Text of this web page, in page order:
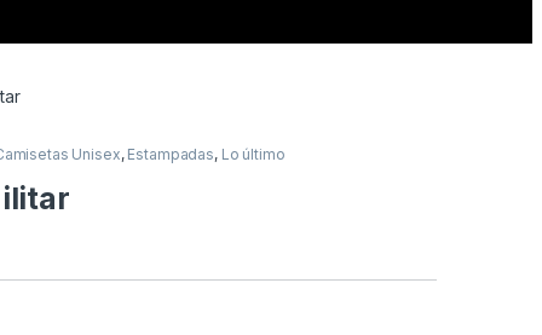
Unisex, Estampadas, Lo último